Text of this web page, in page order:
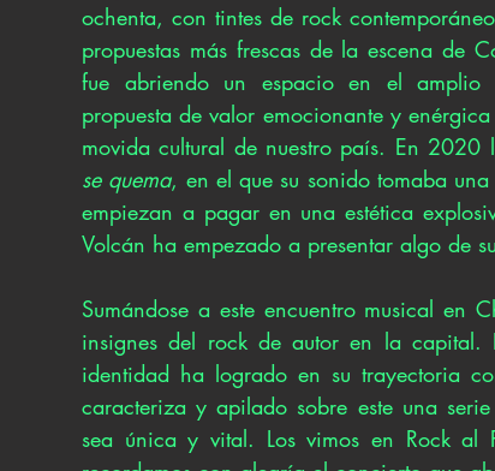
ochenta, con tintes de rock
propuestas más frescas de la escena de
fue abriendo un espacio en el amplio
propuesta de valor emocionante y
movida cultural de nuestro país. En 2020
se quema, en el que su sonido tomaba
empiezan a pagar en una estética
Volcán ha empezado a presentar algo de
Sumándose a este encuentro musical en
insignes del rock de autor en la capital.
identidad ha logrado en su trayectoria
caracteriza y apilado sobre este una
sea única y vital. Los vimos en Rock al